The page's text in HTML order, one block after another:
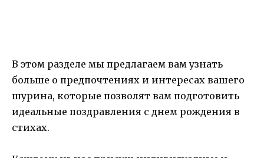
В этом разделе мы предлагаем вам узнать
больше о предпочтениях и интересах вашего
шурина, которые позволят вам подготовить
идеальные поздравления с днем рождения в
стихах.